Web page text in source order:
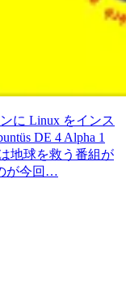
に Linux をインス
DE 4 Alpha 1
地球を救う番組が
が今回…